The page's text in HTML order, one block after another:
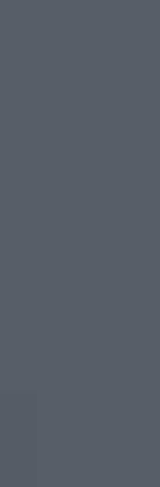
E VIDEO